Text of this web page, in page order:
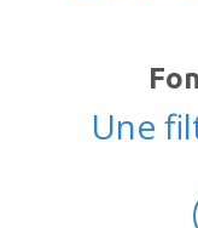
Une